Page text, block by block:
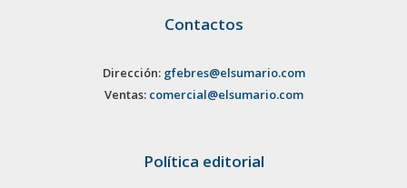
Contactos
Dirección: gfebres@elsumario.com
Ventas: comercial@elsumario.com
Política editorial